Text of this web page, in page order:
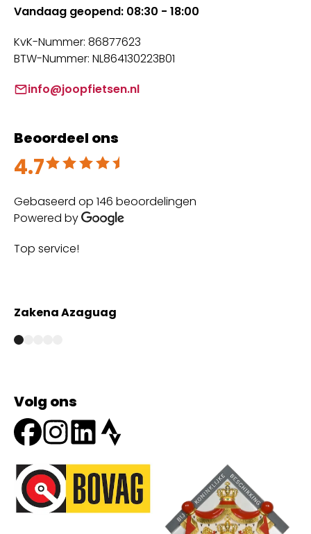
Vandaag geopend: 08:30 - 18:00
KvK-Nummer: 86877623
BTW-Nummer: NL864130223B01
info@joopfietsen.nl
Beoordeel ons
4.7
Beoordeeld met 4.7 uit 5
Gebaseerd op 146 beoordelingen
Powered by
Top service!
Zakena Azaguag
Volg ons
Onze partners